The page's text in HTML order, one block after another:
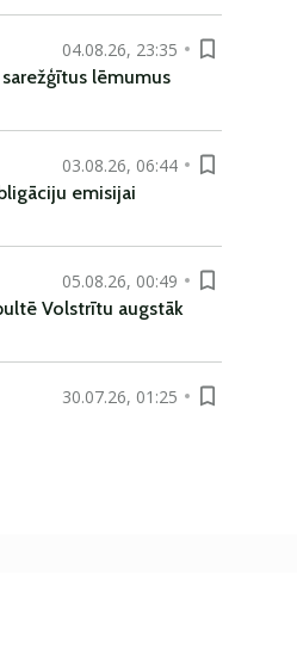
04.08.26, 23:35
lēmumus
03.08.26, 06:44
emisijai
05.08.26, 00:49
Volstrītu augstāk
30.07.26, 01:25